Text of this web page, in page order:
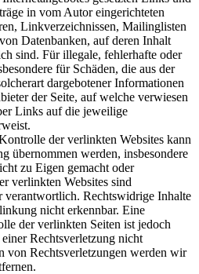
in vom Autor eingerichteten
Linkverzeichnissen, Mailinglisten
Datenbanken, auf deren Inhalt
sind. Für illegale, fehlerhafte oder
für Schäden, die aus der
dargebotener Informationen
der Seite, auf welche verwiesen
Links auf die jeweilige
der verlinkten Websites kann
übernommen werden, insbesondere
zu Eigen gemacht oder
verlinkten Websites sind
verantwortlich. Rechtswidrige Inhalte
nicht erkennbar. Eine
der verlinkten Seiten ist jedoch
Rechtsverletzung nicht
von Rechtsverletzungen werden wir